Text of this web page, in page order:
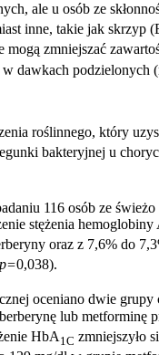
ale u osób ze
inne, takie jak skrzyp
zmniejszać
dawkach podzielonych
roślinnego, który
bakteryjnej u
116 osób ze
stężenia hemoglobiny
oraz z 7,6% do
p=0,038).
oceniano dwie
lub metforminę
HbA 1C zmniejszyło